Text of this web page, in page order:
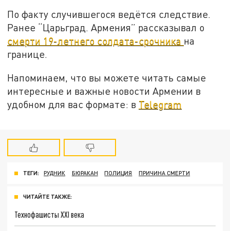
По факту случившегося ведётся следствие.
Ранее “Царьград. Армения” рассказывал о
смерти 19-летнего солдата-срочника на
границе.
Напоминаем, что вы можете читать самые
интересные и важные новости Армении в
удобном для вас формате: в Telegram
ТЕГИ: РУДНИК БЮРАКАН ПОЛИЦИЯ ПРИЧИНА СМЕРТИ
ЧИТАЙТЕ ТАКЖЕ:
Технофашисты XXI века